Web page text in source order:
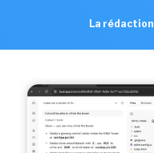
La rédaction